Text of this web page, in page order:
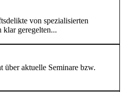
von spezialisierten
klar geregelten...
über aktuelle Seminare bzw.